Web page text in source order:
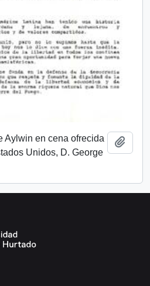
Aylwin en cena ofrecida
Unidos, D. George